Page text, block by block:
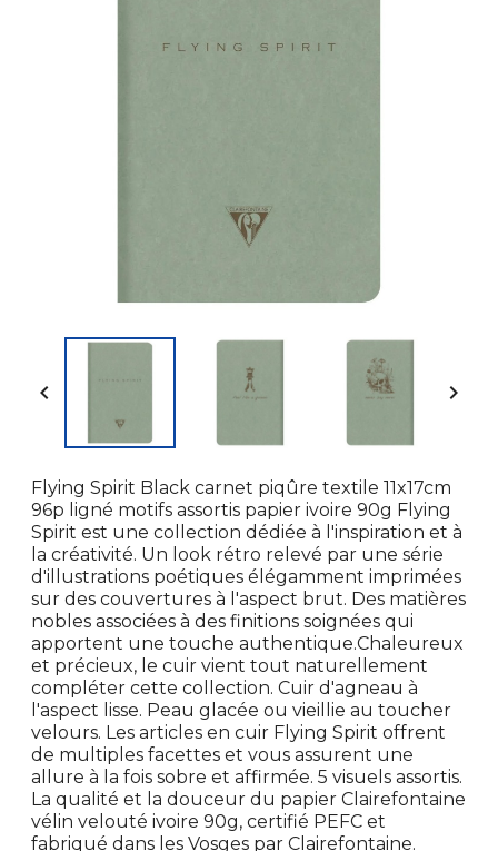
 
Flying Spirit Black carnet piqûre textile 11x17cm
96p ligné motifs assortis papier ivoire 90g Flying
Spirit est une collection dédiée à l'inspiration et à
la créativité. Un look rétro relevé par une série
d'illustrations poétiques élégamment imprimées
sur des couvertures à l'aspect brut. Des matières
nobles associées à des finitions soignées qui
apportent une touche authentique.Chaleureux
et précieux, le cuir vient tout naturellement
compléter cette collection. Cuir d'agneau à
l'aspect lisse. Peau glacée ou vieillie au toucher
velours. Les articles en cuir Flying Spirit offrent
de multiples facettes et vous assurent une
allure à la fois sobre et affirmée. 5 visuels assortis.
La qualité et la douceur du papier Clairefontaine
vélin velouté ivoire 90g, certifié PEFC et
fabriqué dans les Vosges par Clairefontaine.